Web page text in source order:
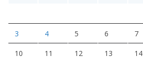
3 4 5 6 7
10 11 12 13 14